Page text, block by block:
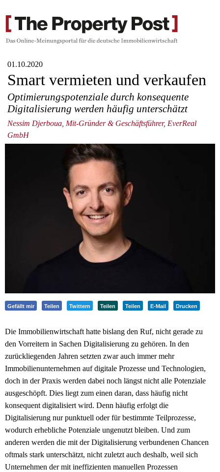
01.10.2020
Smart vermieten und verkaufen
Optimierungspotenziale durch konsequente
Digitalisierung werden häufig unterschätzt
Nessim Djerboua, Mit-Gründer & Geschäftsführer, EverReal
GmbH
Gefällt mir Teilen Twittern Teilen Teilen E-Mail Drucken
Die Immobilienwirtschaft hatte bislang den Ruf, nicht gerade zu
den Vorreitern in Sachen Digitalisierung zu gehören. In den
zurückliegenden Jahren setzten zwar auch immer mehr
Immobilienunternehmen auf digitale Prozesse und Technologien,
doch in der Praxis werden dabei noch längst nicht alle Potenziale
ausgeschöpft. Dies liegt zum einen daran, dass häufig nicht
konsequent digitalisiert wird. Denn häufig erfolgt die
Digitalisierung nur punktuell oder für bestimmte Teilprozesse,
wodurch erhebliche Potenziale ungenutzt bleiben. Und zum
anderen werden die mit der Digitalisierung verbundenen Chancen
oftmals stark unterschätzt, nicht zuletzt auch deshalb, weil sich
Unternehmen der mit ineffizienten manuellen Prozessen